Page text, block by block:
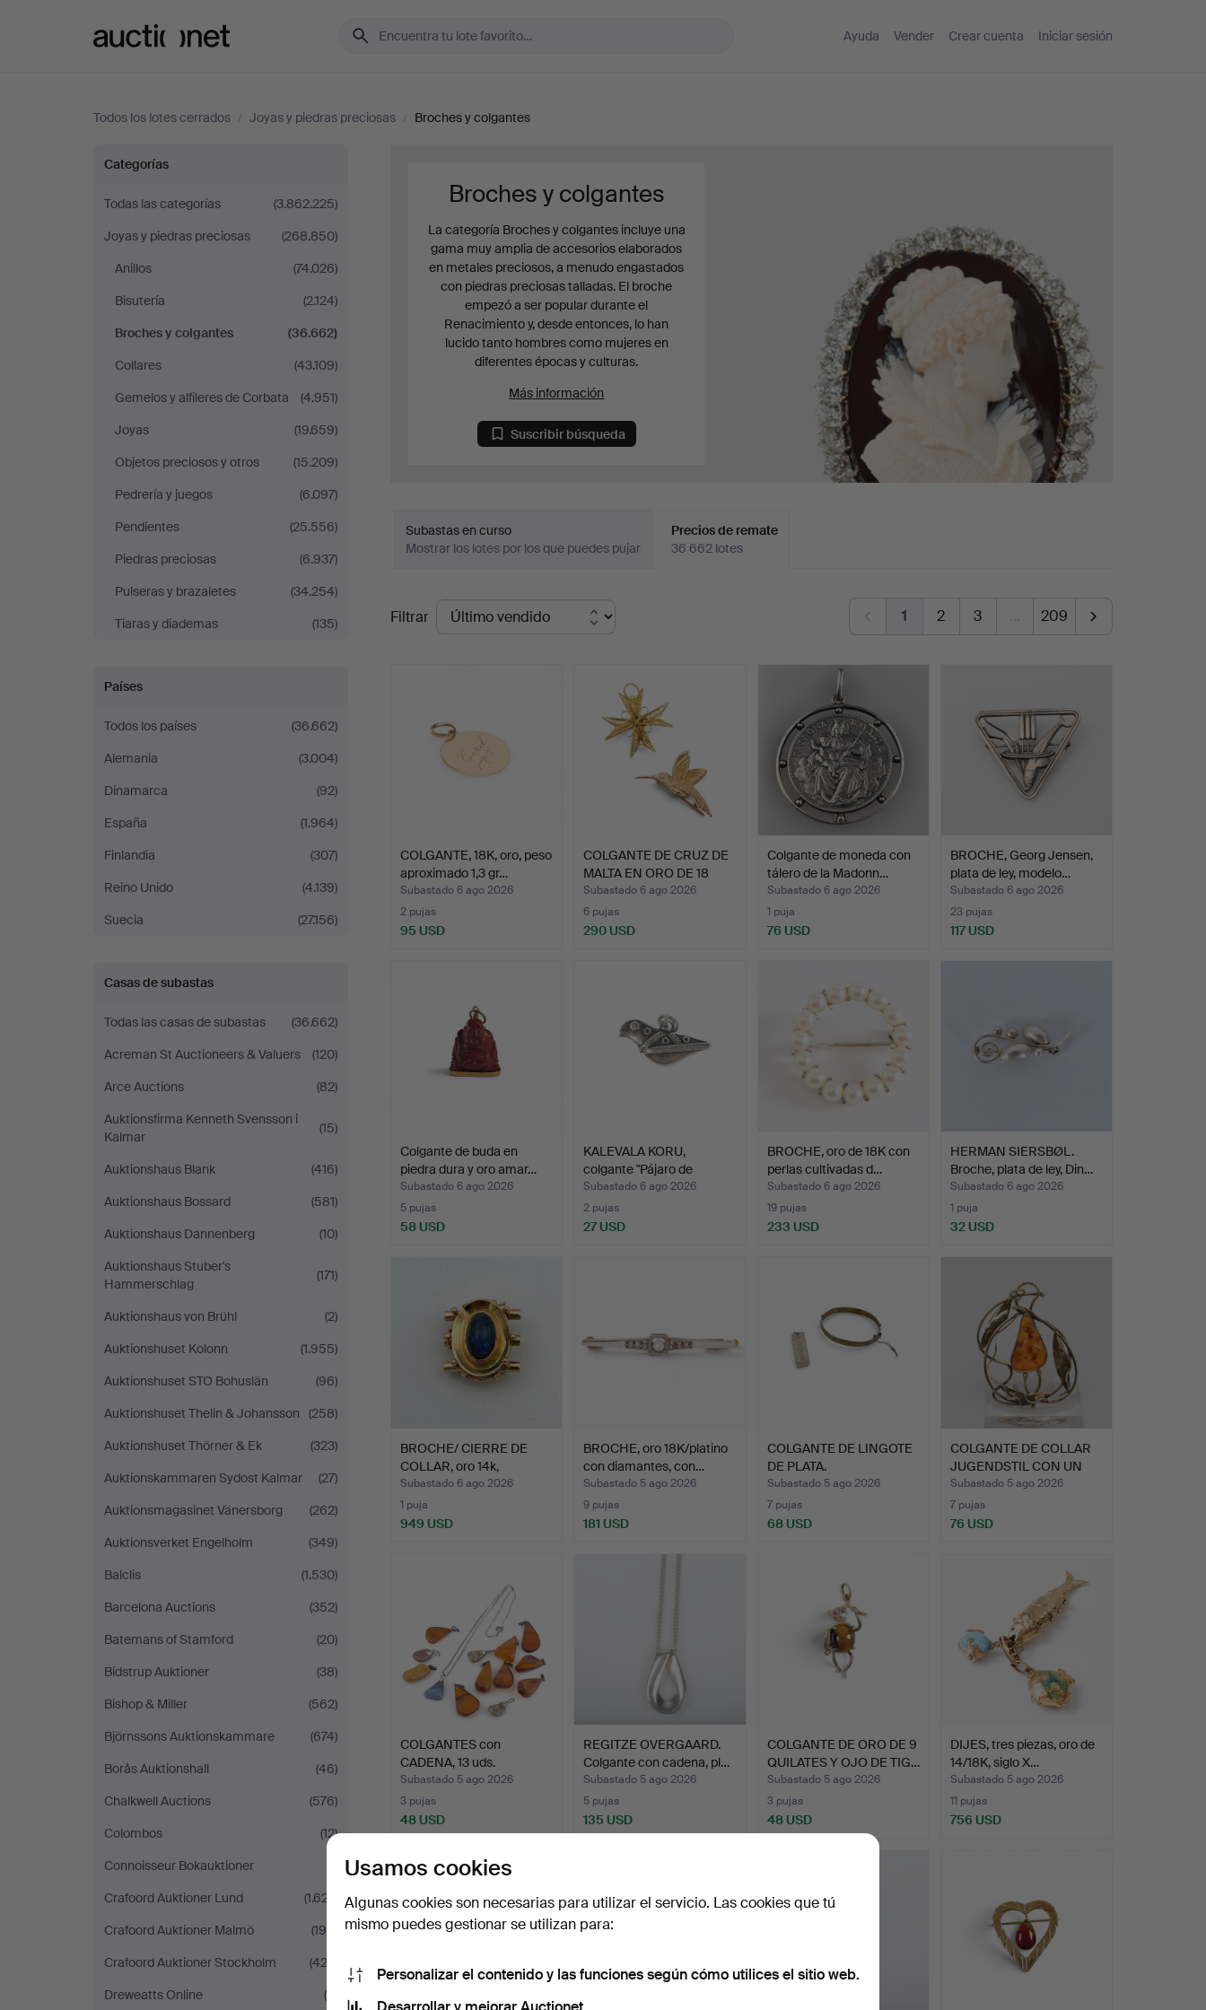
Ayuda Vender Crear cuenta Iniciar sesión
Todos los lotes cerrados / Joyas y piedras preciosas / Broches y colgantes
Broches
y
colgantes
Categorías
Todas las categorías
(3.862.225)
Joyas y piedras preciosas
(268.850)
Anillos
(74.026)
Bisutería
(2.124)
Broches y colgantes
(36.662)
Collares
(43.109)
Gemelos y alfileres de Corbata
(4.951)
Joyas
(19.659)
Objetos preciosos y otros
(15.209)
Pedrería y juegos
(6.097)
Pendientes
(25.556)
Piedras preciosas
(6.937)
Pulseras y brazaletes
(34.254)
Tiaras y diademas
(135)
Países
Todos los países
(36.662)
Alemania
(3.004)
Dinamarca
(92)
España
(1.964)
Finlandia
(307)
Reino Unido
(4.139)
Suecia
(27.156)
Casas de subastas
Todas las casas de subastas
(36.662)
Acreman St Auctioneers & Valuers
(120)
Arce Auctions
(82)
Auktionsfirma Kenneth Svensson i
Kalmar
(15)
Auktionshaus Blank
(416)
Auktionshaus Bossard
(581)
Auktionshaus Dannenberg
(10)
Auktionshaus Stuber's
Hammerschlag
(171)
Auktionshaus von Brühl
(2)
Auktionshuset Kolonn
(1.955)
Auktionshuset STO Bohuslän
(96)
Auktionshuset Thelin & Johansson
(258)
Auktionshuset Thörner & Ek
(323)
Auktionskammaren Sydost Kalmar
(27)
Auktionsmagasinet Vänersborg
(262)
Auktionsverket Engelholm
(349)
Balclis
(1.530)
Barcelona Auctions
(352)
Batemans of Stamford
(20)
Bidstrup Auktioner
(38)
Bishop & Miller
(562)
Björnssons Auktionskammare
(674)
Borås Auktionshall
(46)
Chalkwell Auctions
(576)
Colombos
(12)
Connoisseur Bokauktioner
Crafoord Auktioner Lund
(1.627)
Crafoord Auktioner Malmö
(195)
Crafoord Auktioner Stockholm
(423)
Dreweatts Online
(4)
Broches y colgantes
La categoría Broches y colgantes incluye una
gama muy amplia de accesorios elaborados
en metales preciosos, a menudo engastados
con piedras preciosas talladas. El broche
empezó a ser popular durante el
Renacimiento y, desde entonces, lo han
lucido tanto hombres como mujeres en
diferentes épocas y culturas.
Más información
Suscribir búsqueda
Subastas en curso
Mostrar los lotes por los que puedes pujar
Precios de remate
36 662 lotes
Precios
de
Filtrar 1 2 3 … 209
COLGANTE, 18K, oro, peso
aproximado 1,3 gr…
Subastado 6 ago 2026
2 pujas
95 USD
COLGANTE DE CRUZ DE
MALTA EN ORO DE 18
QUI…
Subastado 6 ago 2026
6 pujas
290 USD
Colgante de moneda con
tálero de la Madonn…
Subastado 6 ago 2026
1 puja
76 USD
BROCHE, Georg Jensen,
plata de ley, modelo…
Subastado 6 ago 2026
23 pujas
117 USD
Colgante de buda en
piedra dura y oro amar…
Subastado 6 ago 2026
5 pujas
58 USD
KALEVALA KORU,
colgante "Pájaro de
Hattula…
Subastado 6 ago 2026
2 pujas
27 USD
BROCHE, oro de 18K con
perlas cultivadas d…
Subastado 6 ago 2026
19 pujas
233 USD
HERMAN SIERSBØL.
Broche, plata de ley, Din…
Subastado 6 ago 2026
1 puja
32 USD
BROCHE/ CIERRE DE
COLLAR, oro 14k,
engasta…
Subastado 6 ago 2026
1 puja
949 USD
BROCHE, oro 18K/platino
con diamantes, con…
Subastado 5 ago 2026
9 pujas
181 USD
COLGANTE DE LINGOTE
DE PLATA.
Subastado 5 ago 2026
7 pujas
68 USD
COLGANTE DE COLLAR
JUGENDSTIL CON UN
ÁMBAR…
Subastado 5 ago 2026
7 pujas
76 USD
COLGANTES con
CADENA, 13 uds.
principalmen…
Subastado 5 ago 2026
3 pujas
48 USD
REGITZE OVERGAARD.
Colgante con cadena, pl…
Subastado 5 ago 2026
5 pujas
135 USD
COLGANTE DE ORO DE 9
QUILATES Y OJO DE TIG…
Subastado 5 ago 2026
3 pujas
48 USD
DIJES, tres piezas, oro de
14/18K, siglo X…
Subastado 5 ago 2026
11 pujas
756 USD
Usamos cookies
Algunas cookies son necesarias para utilizar el servicio. Las cookies que tú
mismo puedes gestionar se utilizan para:
Personalizar el contenido y las funciones según cómo utilices el sitio web.